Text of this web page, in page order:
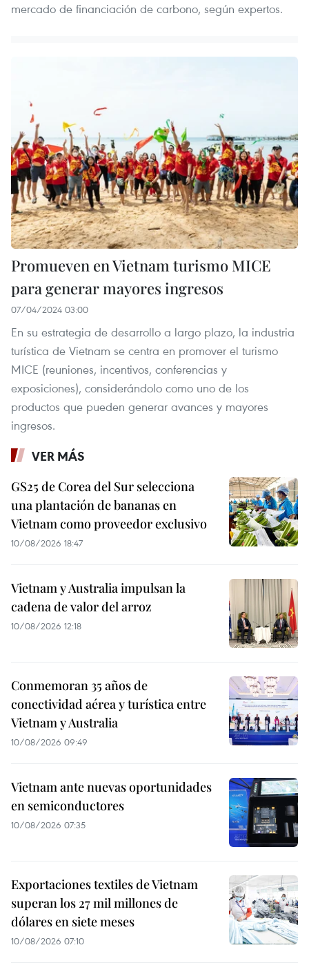
mercado de financiación de carbono, según expertos.
Promueven en Vietnam turismo MICE
para generar mayores ingresos
07/04/2024 03:00
En su estrategia de desarrollo a largo plazo, la industria
turística de Vietnam se centra en promover el turismo
MICE (reuniones, incentivos, conferencias y
exposiciones), considerándolo como uno de los
productos que pueden generar avances y mayores
ingresos.
VER MÁS
GS25 de Corea del Sur selecciona
una plantación de bananas en
Vietnam como proveedor exclusivo
10/08/2026 18:47
Vietnam y Australia impulsan la
cadena de valor del arroz
10/08/2026 12:18
Conmemoran 35 años de
conectividad aérea y turística entre
Vietnam y Australia
10/08/2026 09:49
Vietnam ante nuevas oportunidades
en semiconductores
10/08/2026 07:35
Exportaciones textiles de Vietnam
superan los 27 mil millones de
dólares en siete meses
10/08/2026 07:10